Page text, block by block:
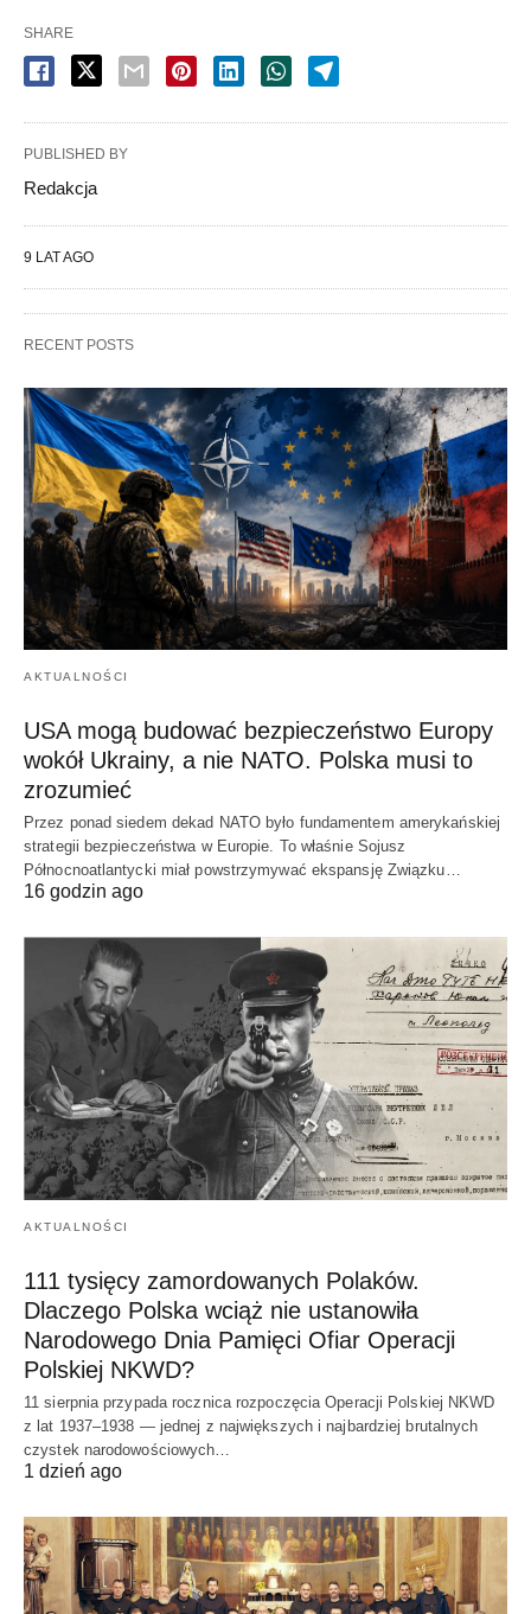
SHARE
PUBLISHED BY
Redakcja
9 LAT AGO
RECENT POSTS
AKTUALNOŚCI
USA mogą budować bezpieczeństwo Europy
wokół Ukrainy, a nie NATO. Polska musi to
zrozumieć
Przez ponad siedem dekad NATO było fundamentem amerykańskiej
strategii bezpieczeństwa w Europie. To właśnie Sojusz
Północnoatlantycki miał powstrzymywać ekspansję Związku…
16 godzin ago
AKTUALNOŚCI
111 tysięcy zamordowanych Polaków.
Dlaczego Polska wciąż nie ustanowiła
Narodowego Dnia Pamięci Ofiar Operacji
Polskiej NKWD?
11 sierpnia przypada rocznica rozpoczęcia Operacji Polskiej NKWD
z lat 1937–1938 — jednej z największych i najbardziej brutalnych
czystek narodowościowych…
1 dzień ago